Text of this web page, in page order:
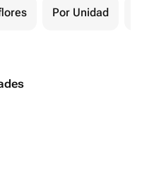
Por Unidad